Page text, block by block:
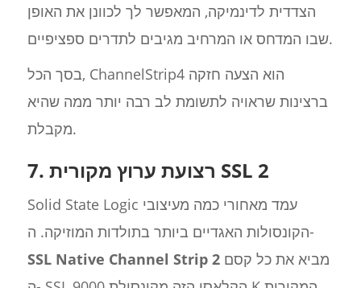
הצדדית לדינמיקה, המאפשר לך לכוונן את האופן
שבו המדחס או המרחיב מגיבים לתדרים ספציפיים.
בסך הכל, ChannelStrip4 הוא הצעה חזקה
ברצינות שראויה לתשומת לב רבה יותר ממה שהיא
מקבלת.
7. רצועת ערוץ מקורית SSL 2
Solid State Logic עמד מאחורי כמה מעיצובי
הקונסולות האגדיים ביותר בתולדות המוזיקה. ה-
SSL Native Channel Strip 2מביא את כל קסם